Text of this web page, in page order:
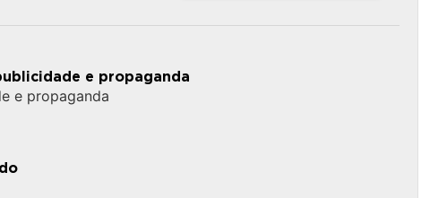
e propaganda
e propaganda